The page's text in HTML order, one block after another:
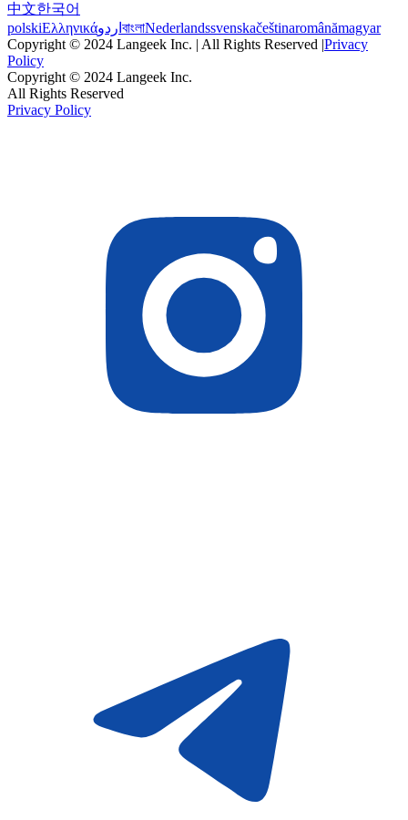
中文한국어
polskiΕλληνικάاردو বাংলাNederlandssvenskačeštinaromânămagyar
Copyright © 2024 Langeek Inc. | All Rights Reserved |Privacy
Policy
Copyright © 2024 Langeek Inc.
All Rights Reserved
Privacy Policy